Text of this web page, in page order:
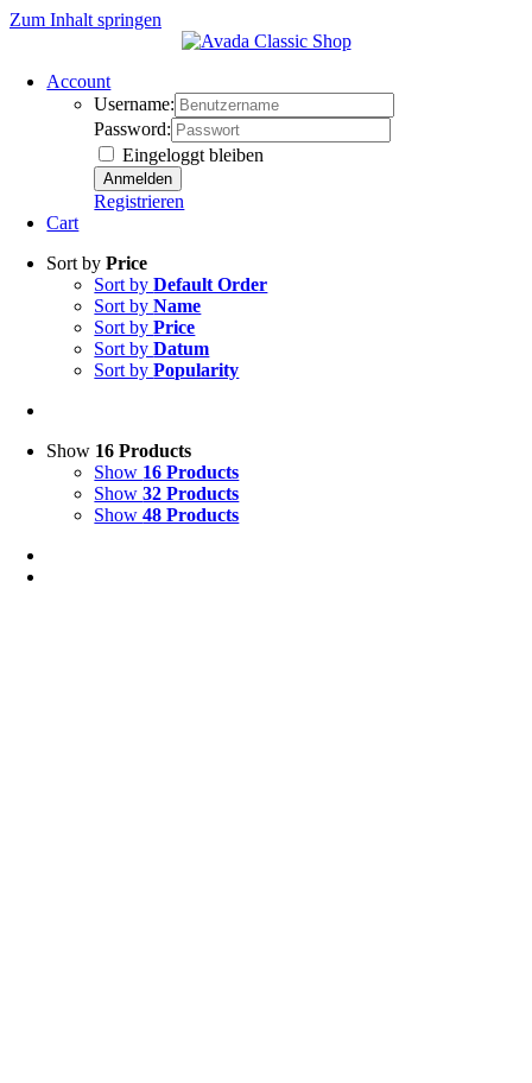
Zum Inhalt springen
Account
Username:
Password:
Eingeloggt bleiben
Registrieren
Cart
Sort byPrice
Sort byDefault Order
Sort byName
Sort byPrice
Sort byDatum
Sort byPopularity
Show 16 Products
Show 16 Products
Show32 Products
Show48 Products